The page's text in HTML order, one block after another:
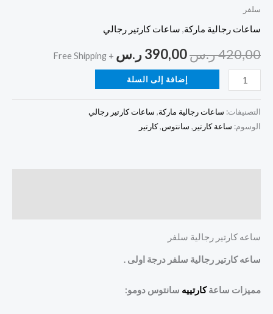
سلفر
ساعات رجالية ماركة, ساعات كارتير رجالي
420,00ر.س
420,00 ر.س.
390,00ر.س
390,00 ر.س.
+ Free Shipping
إضافة إلى السلة
التصنيفات: ساعات رجالية ماركة, ساعات كارتير رجالي
الوسوم: ساعة كارتير , سانتوس,كارتير
ساعه كارتير رجالية سلفر
ساعه كارتير رجالية سلفر درجة اولى .
مميزات ساعةكارتييه سانتوس دومو: